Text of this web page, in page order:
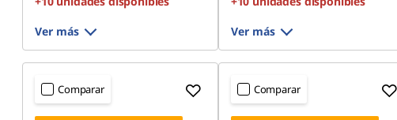
Ver más
Ver más
Comparar Comparar